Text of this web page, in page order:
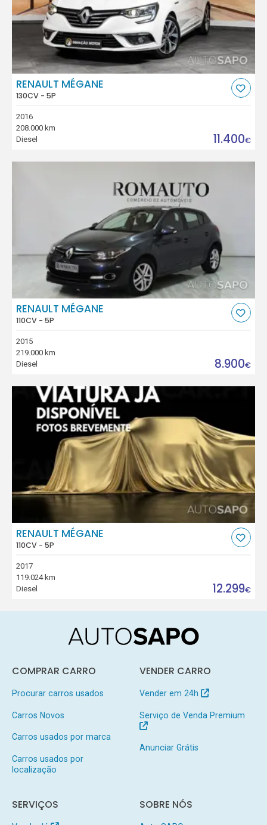
RENAULT MÉGANE
130CV - 5P
2016
208.000 km
Diesel
11.400€
RENAULT MÉGANE
110CV - 5P
2015
219.000 km
Diesel
8.900€
RENAULT MÉGANE
110CV - 5P
2017
119.024 km
Diesel
12.299€
COMPRAR CARRO
Procurar carros usados
Carros Novos
Carros usados por marca
Carros usados por
localização
VENDER CARRO
Vender em 24h
Serviço de Venda Premium
Anunciar Grátis
SERVIÇOS SOBRE NÓS